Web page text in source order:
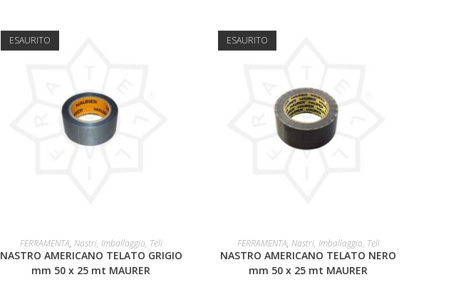
ESAURITO
LEGGI TUTTO
FERRAMENTA, Nastri, Imballaggio, Teli
NASTRO AMERICANO TELATO GRIGIO
mm 50 x 25 mt MAURER
ESAURITO
LEGGI TUTTO
FERRAMENTA, Nastri, Imballaggio, Teli
NASTRO AMERICANO TELATO NERO
mm 50 x 25 mt MAURER